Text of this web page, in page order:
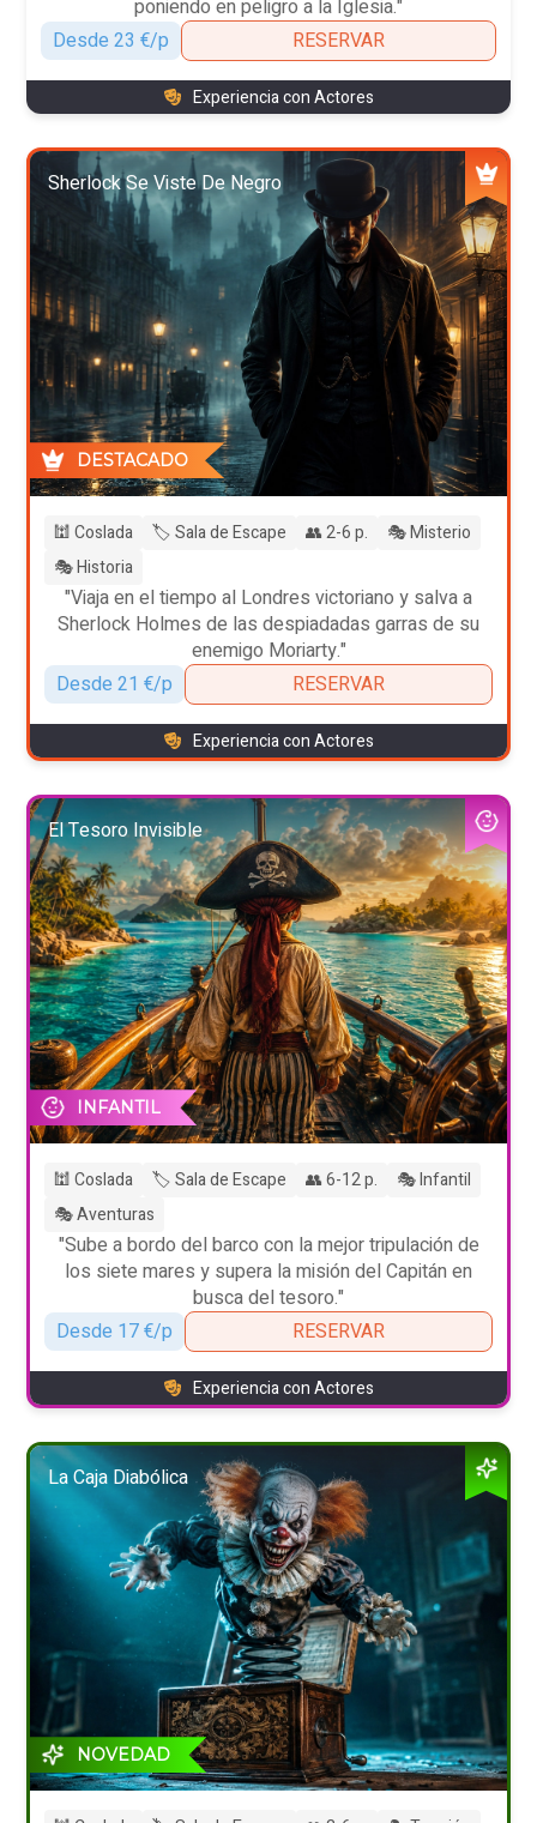
poniendo en peligro a la Iglesia."
Desde 23 €/p
RESERVAR
Experiencia con Actores
Sherlock Se Viste De Negro
DESTACADO
🕍 Coslada 🏷️ Sala de Escape 👥 2-6 p.
🎭 Misterio
🎭 Historia
"Viaja en el tiempo al Londres victoriano y salva a
Sherlock Holmes de las despiadadas garras de su
enemigo Moriarty."
Desde 21 €/p
RESERVAR
Experiencia con Actores
El Tesoro Invisible
INFANTIL
🕍 Coslada 🏷️ Sala de Escape 👥 6-12 p.
🎭 Infantil
🎭 Aventuras
"Sube a bordo del barco con la mejor tripulación de
los siete mares y supera la misión del Capitán en
busca del tesoro."
Desde 17 €/p
RESERVAR
Experiencia con Actores
La Caja Diabólica
NOVEDAD